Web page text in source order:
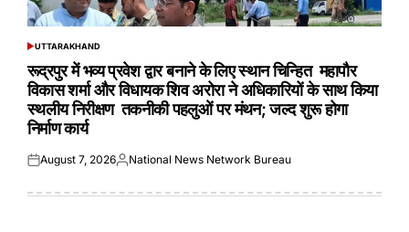
POSTED
UTTARAKHAND
रूद्रपुर में भव्य प्रवेश द्वार बनाने के लिए स्थान चिन्हित महापौर
विकास शर्मा और विधायक शिव अरोरा ने अधिकारियों के साथ किया
स्थलीय निरीक्षण तकनीकी पहलुओं पर मंथन; जल्द शुरू होगा
निर्माण कार्य
Posted
August 7, 2026Posted
National News Network Bureau